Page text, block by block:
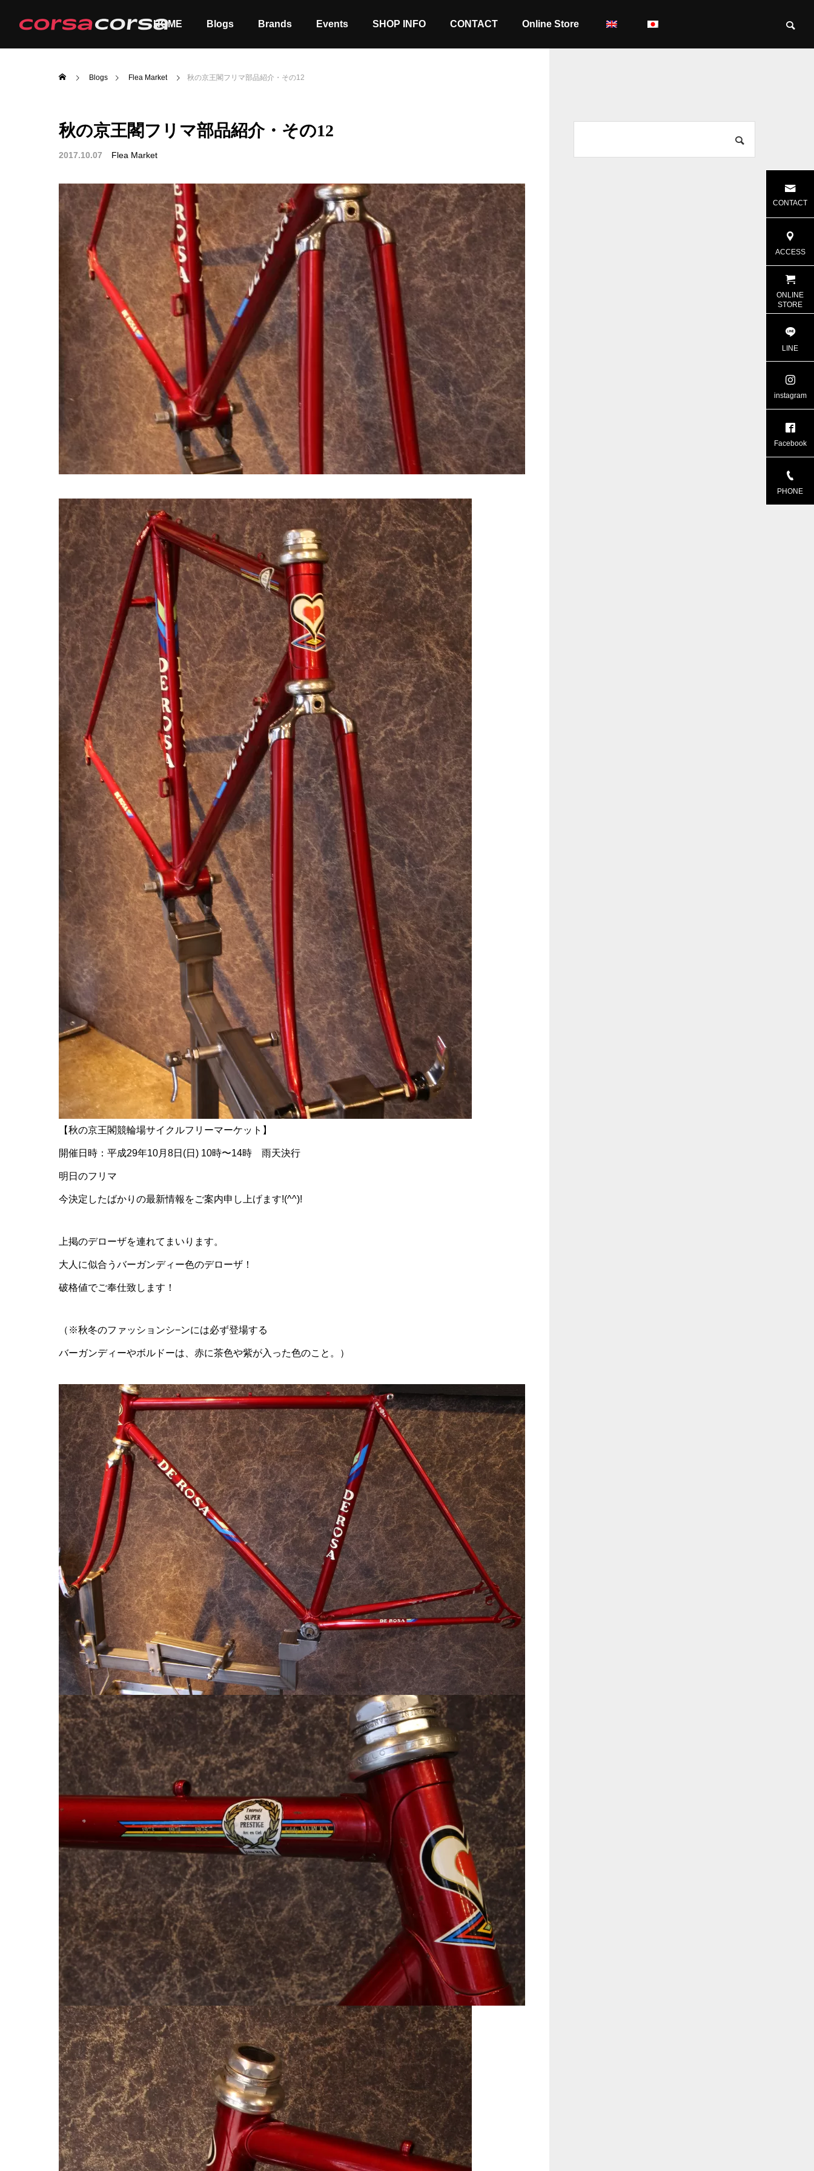
HOME Blogs Brands Events SHOP INFO CONTACT Online Store
ALL
Blogs Flea Market 秋の京王閣フリマ部品紹介・その12
秋の京王閣フリマ部品紹介・その12
2017.10.07 Flea Market
【秋の京王閣競輪場サイクルフリーマーケット】
開催日時：平成29年10月8日(日) 10時〜14時 雨天決行
明日のフリマ
今決定したばかりの最新情報をご案内申し上げます!(^^)!
上掲のデローザを連れてまいります。
大人に似合うバーガンディー色のデローザ！
破格値でご奉仕致します！
（※秋冬のファッションシ−ンには必ず登場する
バーガンディーやボルドーは、赤に茶色や紫が入った色のこと。）
CONTACT
ACCESS
ONLINE
STORE
LINE
instagram
Facebook
PHONE